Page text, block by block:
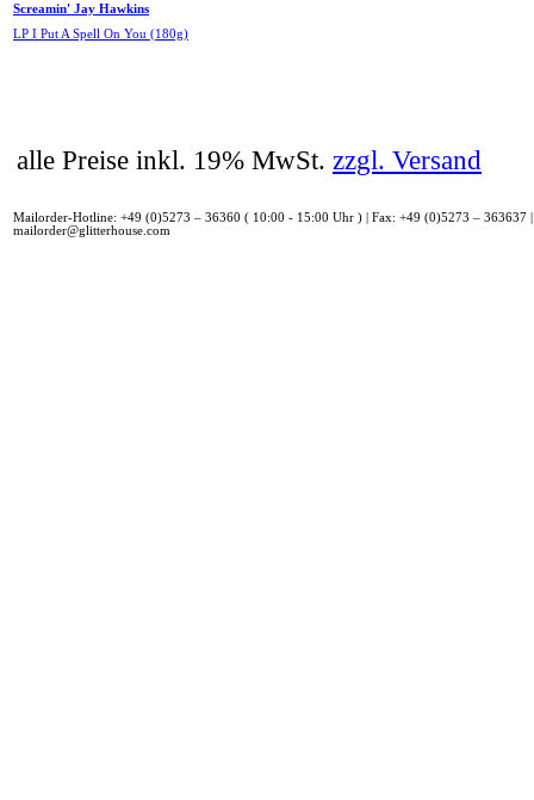
Screamin' Jay Hawkins
LP I Put A Spell On You (180g)
alle Preise inkl. 19% MwSt. zzgl. Versand
Mailorder-Hotline: +49 (0)5273 – 36360 ( 10:00 - 15:00 Uhr ) | Fax: +49 (0)5273 – 363637
mailorder@glitterhouse.com